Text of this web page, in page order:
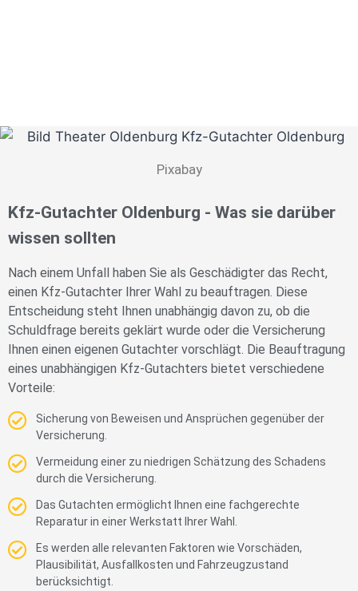
Pixabay
Kfz-Gutachter Oldenburg - Was sie darüber
wissen sollten
Nach einem Unfall haben Sie als Geschädigter das Recht,
einen Kfz-Gutachter Ihrer Wahl zu beauftragen. Diese
Entscheidung steht Ihnen unabhängig davon zu, ob die
Schuldfrage bereits geklärt wurde oder die Versicherung
Ihnen einen eigenen Gutachter vorschlägt. Die Beauftragung
eines unabhängigen Kfz-Gutachters bietet verschiedene
Vorteile:
Sicherung von Beweisen und Ansprüchen gegenüber der
Versicherung.
Vermeidung einer zu niedrigen Schätzung des Schadens
durch die Versicherung.
Das Gutachten ermöglicht Ihnen eine fachgerechte
Reparatur in einer Werkstatt Ihrer Wahl.
Es werden alle relevanten Faktoren wie Vorschäden,
Plausibilität, Ausfallkosten und Fahrzeugzustand
berücksichtigt.